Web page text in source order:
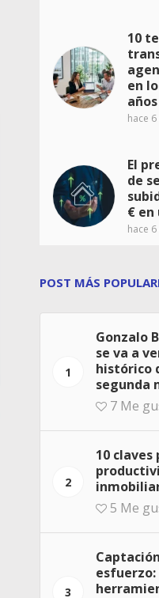
10
en
años
hace
El
de
€ en
hace
POST MÁS
1
Gonzalo
se va a
histórico
segunda
7 Me
2
10
5 Me
3